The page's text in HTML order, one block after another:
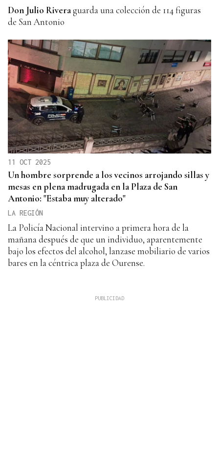
Don Julio Riveraguarda una colección de 114 figuras
de San Antonio
11 OCT 2025
Un hombre sorprende a los vecinos arrojando sillas y
mesas en plena madrugada en la Plaza de San
Antonio: "Estaba muy alterado"
LA REGIÓN
La Policía Nacional intervino a primera hora de la
mañana después de que un individuo, aparentemente
bajo los efectos del alcohol, lanzase mobiliario de varios
bares en la céntrica plaza de Ourense.